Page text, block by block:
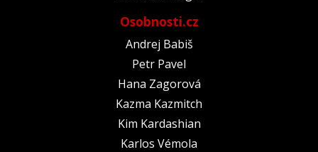
Osobnosti.cz
Andrej Babiš
Petr Pavel
Hana Zagorová
Kazma Kazmitch
Kim Kardashian
Karlos Vémola